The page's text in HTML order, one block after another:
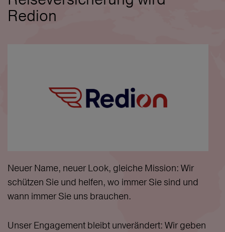
Redion
Neuer Name, neuer Look, gleiche Mission: Wir
schützen Sie und helfen, wo immer Sie sind und
wann immer Sie uns brauchen.
Unser Engagement bleibt unverändert: Wir geben